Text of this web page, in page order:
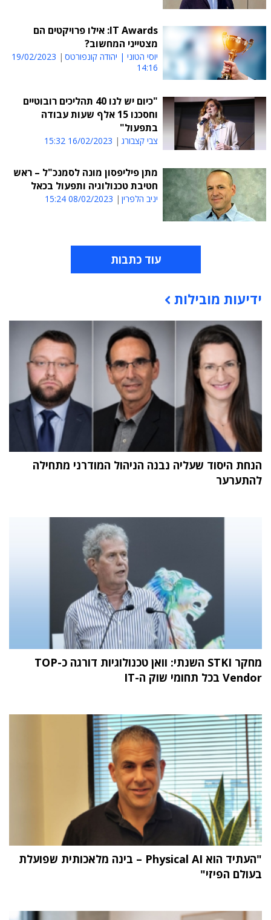
IT Awards: אילו פרויקטים הם
מצטייני המחשוב?
יוסי הטוני | יהודה קונפורטס
19/02/2023
14:16
"כיום יש לנו 40 תהליכים רובוטיים
וחסכנו 15 אלף שעות עבודה
בתפעול"
צבי קצבורג 16/02/2023 15:32
מתן פיליפסון מונה לסמנכ"ל – ראש
חטיבת טכנולוגיה ותפעול בכאל
יניב הלפרין 08/02/2023 15:24
עוד כתבות
תוכן פרסומי
ידיעות מובילות
הנחת היסוד שעליה נבנה הניהול המודרני מתחילה
להתערער
מחקר STKI השנתי: וואן טכנולוגיות דורגה כ-TOP
Vendor בכל תחומי שוק ה-IT
"העתיד הוא Physical AI – בינה מלאכותית שפועלת
בעולם הפיזי"